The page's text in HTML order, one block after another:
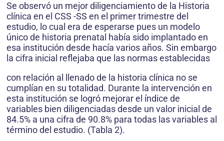
Se observó un mejor diligenciamiento de la Historia
clínica en el CSS -SS en el primer trimestre del
estudio, lo cual era de esperarse pues un modelo
único de historia prenatal había sido implantado en
esa institución desde hacía varios años. Sin embargo
la cifra inicial reflejaba que las normas establecidas
con relación al llenado de la historia clínica no se
cumplían en su totalidad. Durante la intervención en
esta institución se logró mejorar el índice de
variables bien diligenciadas desde un valor inicial de
84.5% a una cifra de 90.8% para todas las variables al
término del estudio. (Tabla 2).